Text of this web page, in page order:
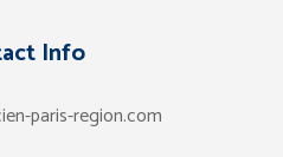
Info
paris-region.com